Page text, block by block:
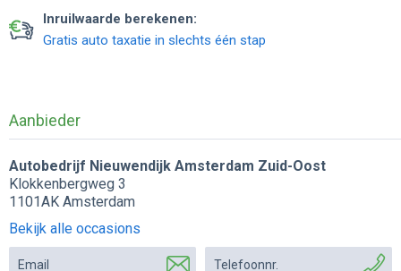
Inruilwaarde berekenen:
Gratis auto taxatie in slechts één stap
Aanbieder
Autobedrijf Nieuwendijk Amsterdam Zuid-Oost
Klokkenbergweg 3
1101AK Amsterdam
Bekijk alle occasions
Email Telefoonnr.